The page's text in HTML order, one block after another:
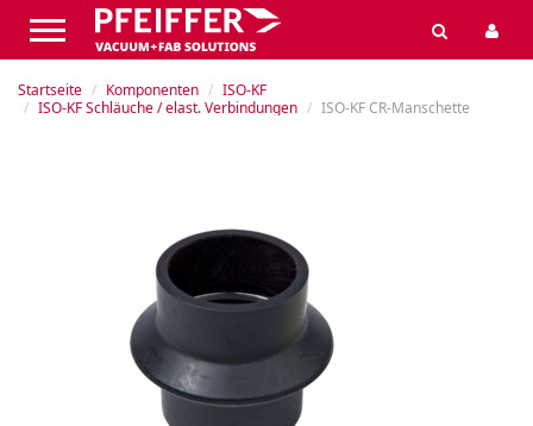
Startseite Komponenten
ISO-KF
ISO-KF Schläuche / elast. Verbindungen
ISO-KF CR-Manschette